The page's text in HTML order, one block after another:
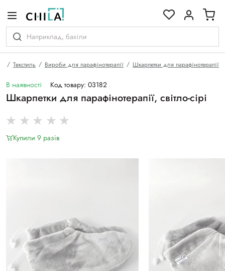
Текстиль Вироби для парафінотерапії Шкарпетки для парафінотерапії
В наявності Код товару: 03182
Шкарпетки для парафінотерапії, світло-сірі
Купили 9 разiв
гамі